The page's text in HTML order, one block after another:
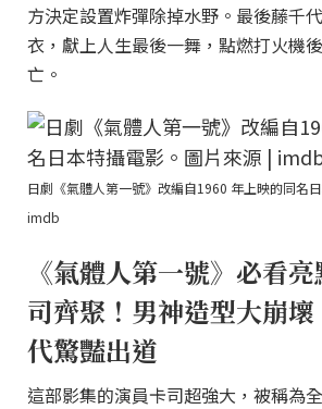
方決定設置炸彈除掉水野。最後藤千
衣，獻上人生最後一舞，點燃打火機
亡。
日劇《氣體人第一號》改編自1960 年上映的同名
imdb
《氣體人第一號》必看
司齊聚！男神造型大崩
代驚豔出道
這部影集的演員卡司超強大，被稱為